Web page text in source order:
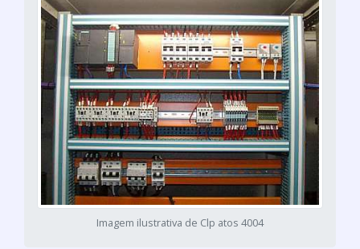
Imagem ilustrativa de Clp atos 4004